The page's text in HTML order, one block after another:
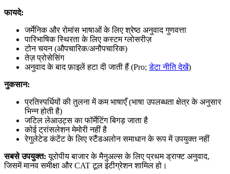
फायदे:
जर्मेनिक और रोमांस भाषाओं के लिए श्रेष्ठ अनुवाद गुणवत्ता
पारिभाषिक स्थिरता के लिए कस्टम ग्लोसरीज़
टोन चयन (औपचारिक/अनौपचारिक)
तेज़ प्रोसेसिंग
अनुवाद के बाद फ़ाइलें हटा दी जाती हैं (Pro;डेटा नीति देखें)
नुकसान:
प्रतिस्पर्धियों की तुलना में कम भाषाएँ (भाषा उपलब्धता क्षेत्र के अनुसार
भिन्न होती है)
जटिल लेआउट्स का फॉर्मेटिंग बिगड़ जाता है
कोई ट्रांसलेशन मेमोरी नहीं है
रेगुलेटेड कंटेंट के लिए स्टैंडअलोन समाधान के रूप में उपयुक्त नहीं
सबसे उपयुक्त: यूरोपीय बाजार के मैनुअल्स के लिए प्रथम ड्राफ्ट अनुवाद,
जिसमें मानव समीक्षा और CAT टूल इंटीग्रेशन शामिल हो।